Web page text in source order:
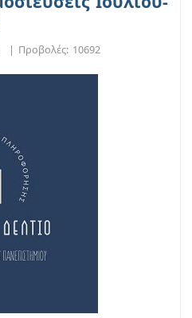
| Προβολές: 10692